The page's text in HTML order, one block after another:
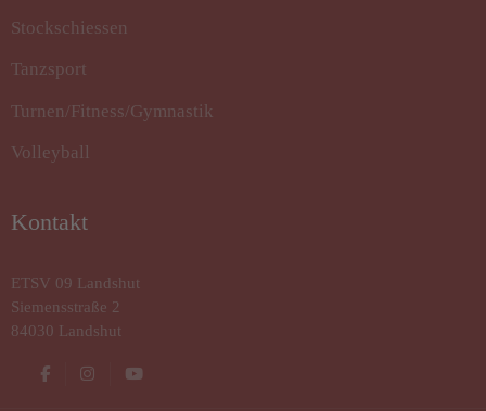
Stockschiessen
Tanzsport
Turnen/Fitness/Gymnastik
Volleyball
Kontakt
ETSV 09 Landshut
Siemensstraße 2
84030 Landshut